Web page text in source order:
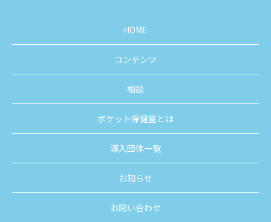
HOME
コンテンツ
相談
ポケット保健室とは
導入団体一覧
お知らせ
お問い合わせ